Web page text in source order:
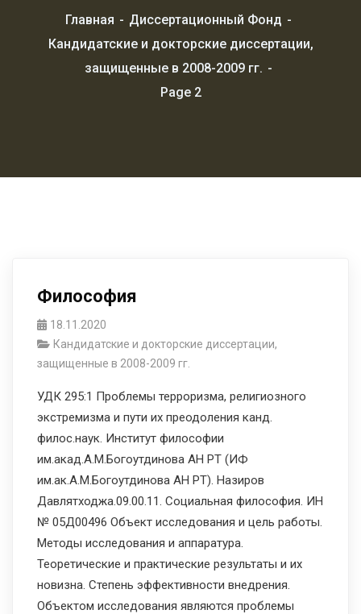
Главная
Диссертационный Фонд
Кандидатские и докторские диссертации,
защищенные в 2008-2009 гг.
Page 2
Философия
18.11.2020
Кандидатские и докторские диссертации,
защищенные в 2008-2009 гг.
УДК 295:1 Проблемы терроризма, религиозного
экстремизма и пути их преодоления канд.
филос.наук. Институт философии
им.акад.А.М.Богоутдинова АН РТ (ИФ
им.ак.А.М.Богоутдинова АН РТ). Назиров
Давлятходжа.09.00.11. Социальная философия. ИН
№ 05Д00496 Объект исследования и цель работы.
Методы исследования и аппаратура.
Теоретические и практические результаты и их
новизна. Степень эффективности внедрения.
Объектом исследования являются проблемы